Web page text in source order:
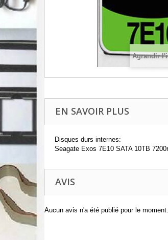
Agrandir
EN SAVOIR PLUS
Disques durs internes:
Seagate Exos 7E10 SATA 10TB
AVIS
Aucun avis n'a été publié pour le moment.